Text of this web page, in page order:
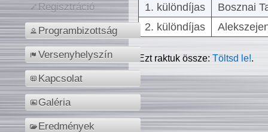
Regisztráció
Programbizottság
Versenyhelyszín
Kapcsolat
Galéria
Eredmények
1. különdíjas
Bosznai
2. különdíjas
Ezt raktuk össze:Töltsd le!.